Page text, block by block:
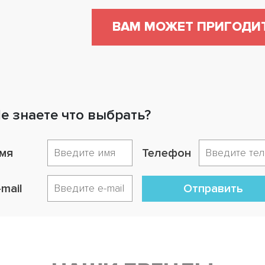
ВАМ МОЖЕТ
знаете что выбрать?
Телефон
Отправить